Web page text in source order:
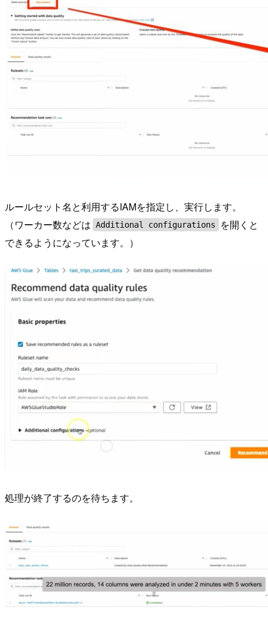
ルールセット名と利用するIAMを指定し、実行します。
（ワーカー数などは Additional configurations
を開くと
できるようになっています。）
処理が終了するのを待ちます。